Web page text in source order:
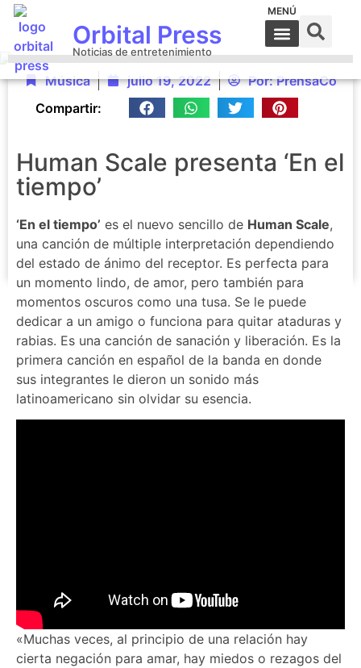
Orbital Press
Noticias de entretenimiento
MENÚ
Música julio 19, 2022 Por:PrensaCo
Compartir:
Human Scale presenta ‘En el
tiempo’
‘En el tiempo’ es el nuevo sencillo de Human Scale,
una canción de múltiple interpretación dependiendo
del estado de ánimo del receptor. Es perfecta para
un momento lindo, de amor, pero también para
momentos oscuros como una tusa. Se le puede
dedicar a un amigo o funciona para quitar ataduras y
rabias. Es una canción de sanación y liberación. Es la
primera canción en español de la banda en donde
sus integrantes le dieron un sonido más
latinoamericano sin olvidar su esencia.
«Muchas veces, al principio de una relación hay
cierta negación para amar, hay miedos o rezagos del